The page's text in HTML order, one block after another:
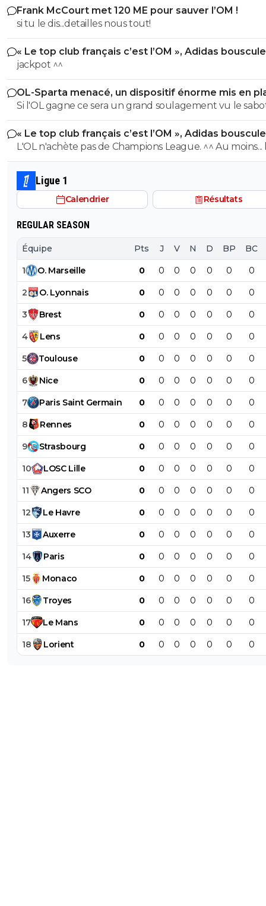
Frank McCourt met 120 ME pour sauver l’OM !
si tu le dis...detailles nous tout!
« Le top club français c’est l’OM », Adidas
PSG
jackpot ^^
OL-Sparta menacé, un dispositif énorme mis en
Si l'OL gagne ce sera un grand soulagement vu le
incroyable du farfelu sans froc Fonseca au match allé.
perd ce sera aussi une grande victoire et une énorme
délivrance avec un possible licenciement de ce clown.
« Le top club français c’est l’OM », Adidas
PSG
L'OL n'achète pas de Champions League. ^^ Au moins... l'OM a
un point commun avec le PSG. Mdr Adidas ne se trompe pas
avec l'OL qui est une valeur sûre... contrairement à
Ligue 1
Calendrier Résultats
REGULAR SEASON
Équipe Pts J V N D BP BC
1 O. Marseille 0 0 0 0 0 0 0
2 O. Lyonnais 0 0 0 0 0 0 0
3 Brest 0 0 0 0 0 0 0
4 Lens 0 0 0 0 0 0 0
5 Toulouse 0 0 0 0 0 0 0
6 Nice 0 0 0 0 0 0 0
7 Paris Saint Germain 0 0 0 0 0 0 0
8 Rennes 0 0 0 0 0 0 0
9 Strasbourg 0 0 0 0 0 0 0
10 LOSC Lille 0 0 0 0 0 0 0
11 Angers SCO 0 0 0 0 0 0 0
12 Le Havre 0 0 0 0 0 0 0
13 Auxerre 0 0 0 0 0 0 0
14 Paris 0 0 0 0 0 0 0
15 Monaco 0 0 0 0 0 0 0
16 Troyes 0 0 0 0 0 0 0
17 Le Mans 0 0 0 0 0 0 0
18 Lorient 0 0 0 0 0 0 0